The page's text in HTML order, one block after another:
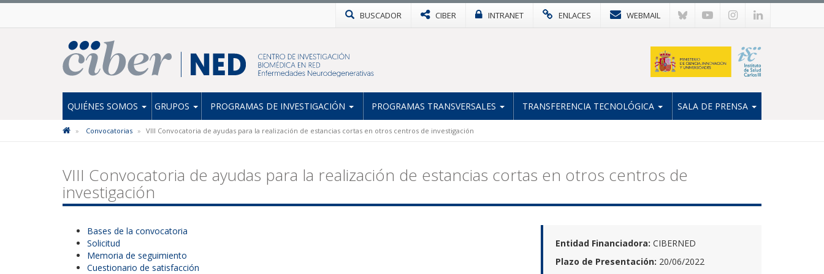
BUSCADOR CIBER INTRANET ENLACES WEBMAIL
QUIÉNES SOMOS GRUPOS PROGRAMAS DE INVESTIGACIÓN PROGRAMAS TRANSVERSALES TRANSFERENCIA TECNOLÓGICA SALA DE PRENSA
Convocatorias VIII Convocatoria de ayudas para la realización de estancias cortas en otros centros de investigación
VIII Convocatoria de ayudas para la realización de estancias cortas en otros centros de
investigación
Bases de la convocatoria
Solicitud
Memoria de seguimiento
Cuestionario de satisfacción
Entidad Financiadora: CIBERNED
Plazo de Presentación: 20/06/2022